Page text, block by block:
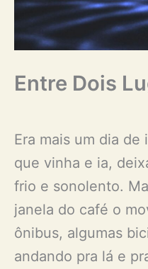
Entre Dois
Era mais um dia
que vinha e ia,
frio e sonolento.
janela do café o
ônibus, algumas
andando pra lá e